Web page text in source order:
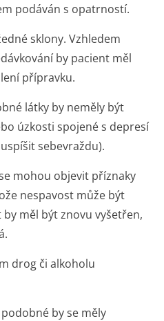
podáván s opatrností.
sklony. Vzhledem
by pacient měl
přípravku.
látky by neměly být
úzkosti spojené s depresí
sebevraždu).
mohou objevit příznaky
nespavost může být
měl být znovu vyšetřen,
drog či alkoholu
by se měly